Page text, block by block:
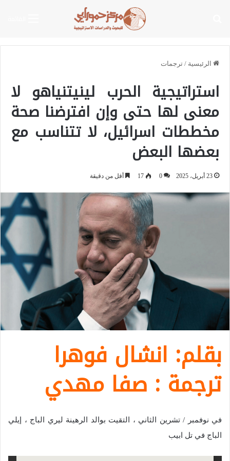
الرئيسية / ترجمات
استراتيجية الحرب لينيتنياهو لا
معنى لها حتى وإن افترضنا صحة
مخططات اسرائيل، لا تتناسب مع
بعضها البعض
23 أبريل، 2025 0
17 أقل من دقيقة
بقلم: انشال فوهرا
ترجمة : صفا مهدي
في نوفمبر / تشرين الثاني ، التقيت بوالد الرهينة ليري الباج ، إيلي
الباج في تل ابيب